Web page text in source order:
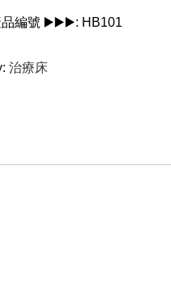
品編號 ▶️▶️▶️: HB101
治療床